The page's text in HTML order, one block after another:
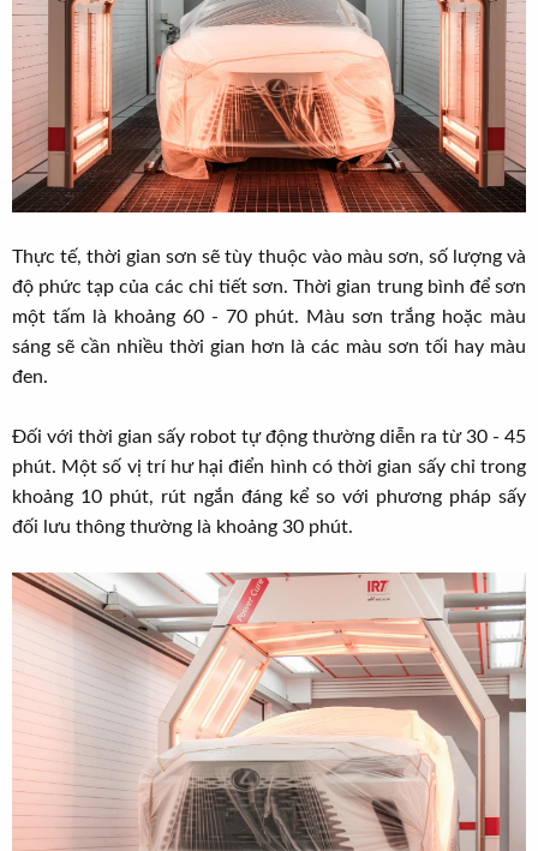
Thực tế, thời gian sơn sẽ tùy thuộc vào màu sơn, số lượng và
độ phức tạp của các chi tiết sơn. Thời gian trung bình để sơn
một tấm là khoảng 60 - 70 phút. Màu sơn trắng hoặc màu
sáng sẽ cần nhiều thời gian hơn là các màu sơn tối hay màu
đen.
Đối với thời gian sấy robot tự động thường diễn ra từ 30 - 45
phút. Một số vị trí hư hại điển hình có thời gian sấy chỉ trong
khoảng 10 phút, rút ngắn đáng kể so với phương pháp sấy
đối lưu thông thường là khoảng 30 phút.